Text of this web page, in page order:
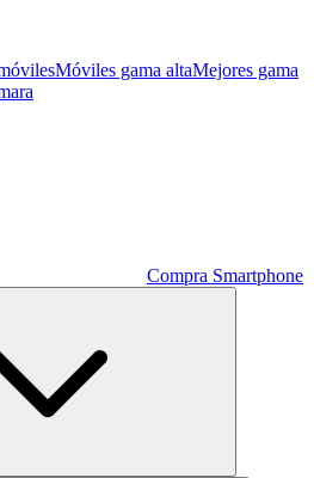
Móviles gama altaMejores gama
Compra Smartphone